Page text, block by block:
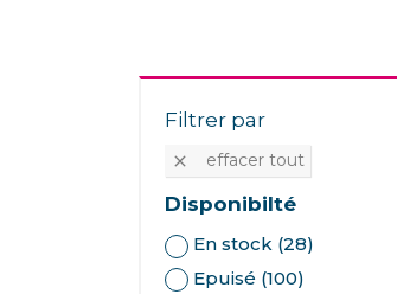
Filtrer par
 effacer tout
Disponibilté
En stock (28)
Epuisé (100)